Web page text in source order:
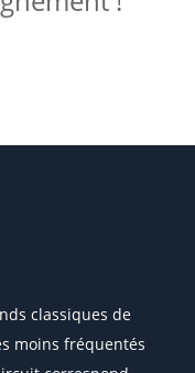
classiques de
moins fréquentés